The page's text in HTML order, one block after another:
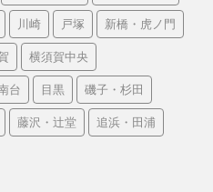
川崎 戸塚 新橋・虎ノ門
横須賀中央
台 目黒 磯子・杉田
藤沢・辻堂 追浜・田浦